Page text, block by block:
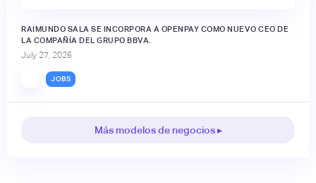
RAIMUNDO SALA SE INCORPORA A OPENPAY COMO NUEVO CEO DE
LA COMPAÑÍA DEL GRUPO BBVA.
July 27, 2026
JOBS
Más modelos de negocios ▸